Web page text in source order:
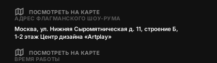
ПОСМОТРЕТЬ НА КАРТЕ
АДРЕС ФЛАГМАНСКОГО ШОУ-РУМА
Москва, ул. Нижняя Сыромятническая д. 11, строение Б,
1‑2 этаж Центр дизайна «Artplay»
ПОСМОТРЕТЬ НА КАРТЕ
ВРЕМЯ РАБОТЫ